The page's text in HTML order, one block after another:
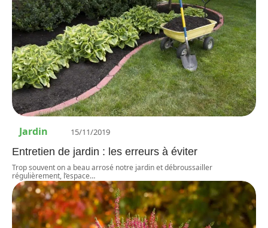
Jardin 15/11/2019
Entretien de jardin : les erreurs à éviter
Trop souvent on a beau arrosé notre jardin et débroussailler
régulièrement, l’espace…